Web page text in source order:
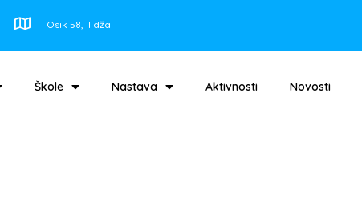
Osik 58, Ilidža
Škole Nastava Aktivnosti Novosti